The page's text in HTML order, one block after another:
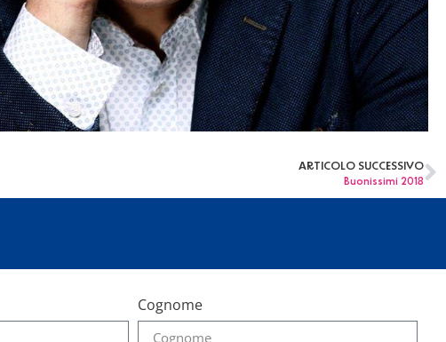
ARTICOLO SUCCESSIVO
Buonissimi 2018
Cognome